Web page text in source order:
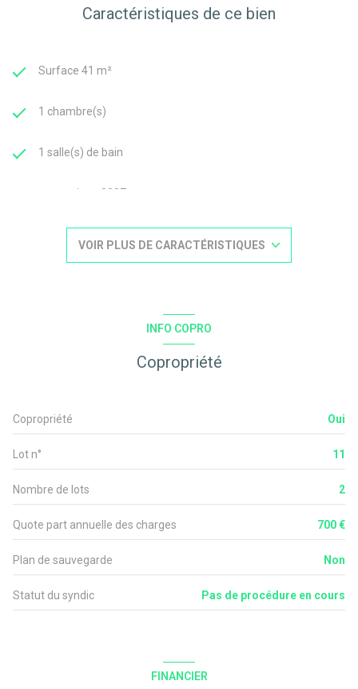
Caractéristiques de ce bien
Surface 41 m²
1 chambre(s)
1 salle(s) de bain
construit en 2007
2ème étage
vue ESPACES VERTS
balcon
quartier Proche Du Centre Vill, Proche Zone Commerciale
VOIR PLUS DE CARACTÉRISTIQUES
INFO COPRO
Copropriété
Copropriété Oui
Lot n° 11
Nombre de lots 2
Quote part annuelle des charges 700 €
Plan de sauvegarde Non
Statut du syndic Pas de procédure en cours
FINANCIER